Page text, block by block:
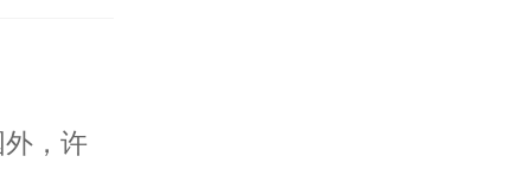
，许